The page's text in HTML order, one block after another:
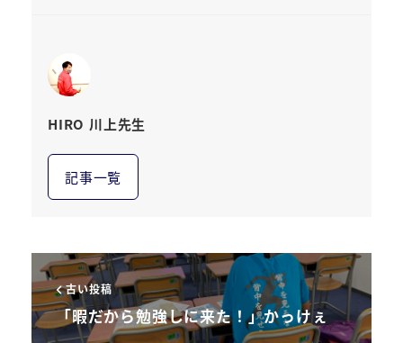
HIRO 川上先生
記事一覧
古い投稿
「暇だから勉強しに来た！」かっけぇ